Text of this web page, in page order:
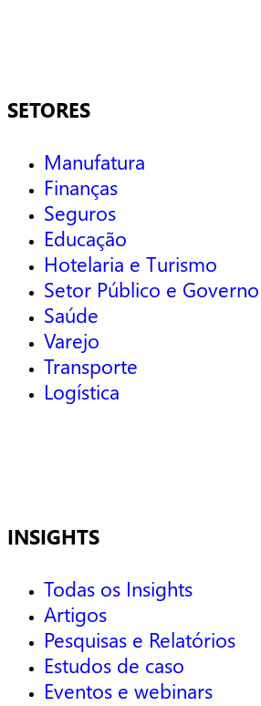
SETORES
Manufatura
Finanças
Seguros
Educação
Hotelaria e Turismo
Setor Público e Governo
Saúde
Varejo
Transporte
Logística
INSIGHTS
Todas os Insights
Artigos
Pesquisas e Relatórios
Estudos de caso
Eventos e webinars